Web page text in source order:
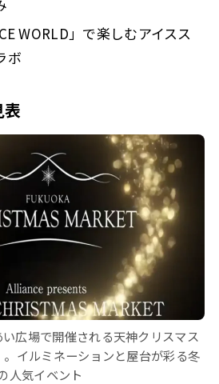
WORLD」で楽しむアイスス
ボ
表
広場で開催される天神クリスマス
イルミネーションと屋台が彩る冬
人気イベント